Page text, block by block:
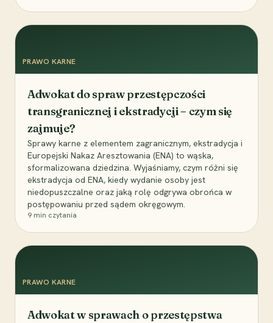
PRAWO KARNE
Adwokat do spraw przestępczości
transgranicznej i ekstradycji – czym się
zajmuje?
Sprawy karne z elementem zagranicznym, ekstradycja i
Europejski Nakaz Aresztowania (ENA) to wąska,
sformalizowana dziedzina. Wyjaśniamy, czym różni się
ekstradycja od ENA, kiedy wydanie osoby jest
niedopuszczalne oraz jaką rolę odgrywa obrońca w
postępowaniu przed sądem okręgowym.
9 min czytania
PRAWO KARNE
Adwokat w sprawach o przestępstwa